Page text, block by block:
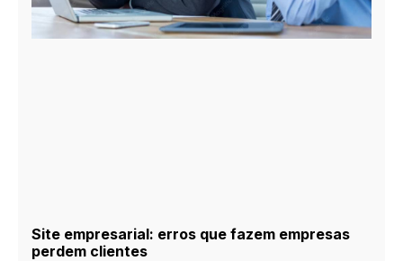
Site empresarial: erros que fazem empresas
perdem clientes